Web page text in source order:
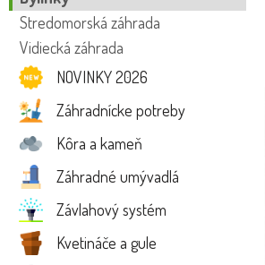
Stredomorská záhrada
Vidiecká záhrada
NOVINKY 2026
Záhradnícke potreby
Kôra a kameň
Záhradné umývadlá
Závlahový systém
Kvetináče a gule